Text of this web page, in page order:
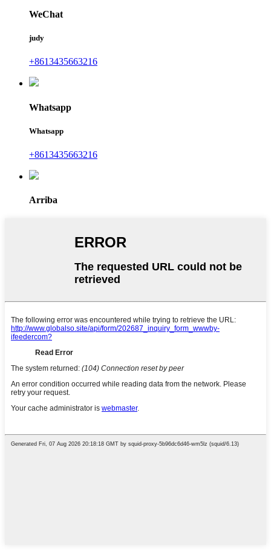
WeChat
judy
+8613435663216
Whatsapp
Whatsapp
+8613435663216
Arriba